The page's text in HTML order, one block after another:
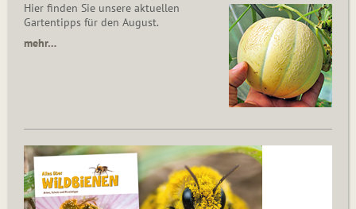
Hier finden Sie unsere aktuellen
Gartentipps für den August.
mehr…